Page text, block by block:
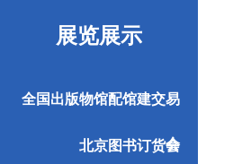
展览展示
全国出版物馆配馆建交易
会
北京图书订货会